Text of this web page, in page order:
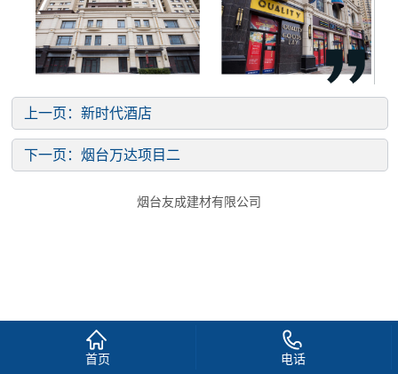
上一页：新时代酒店
下一页：烟台万达项目二
烟台友成建材有限公司
首页 电话